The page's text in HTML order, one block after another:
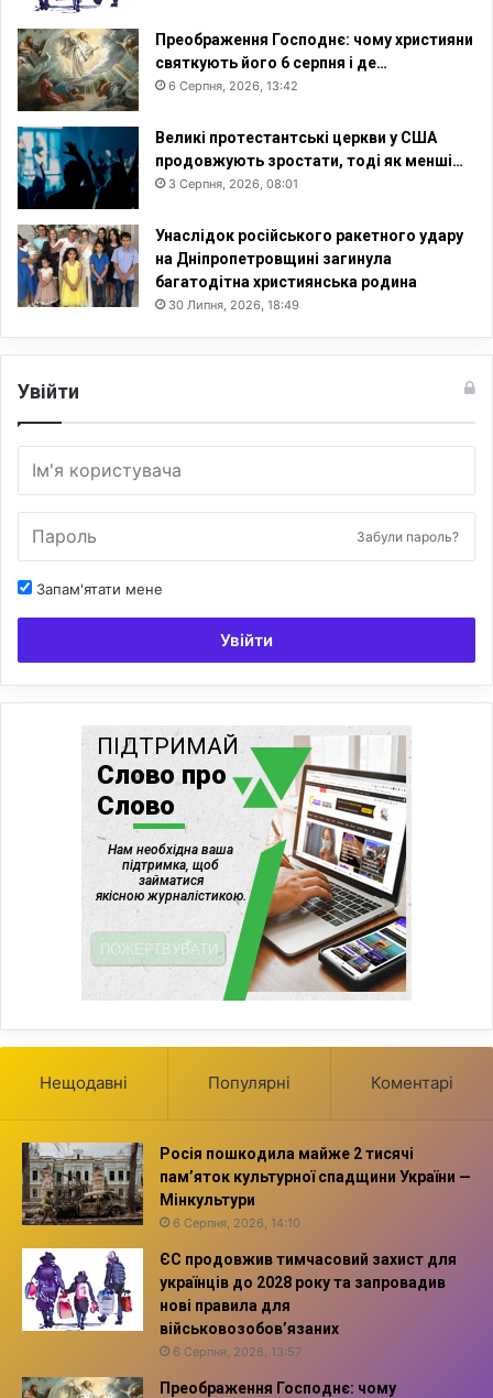
Преображення Господнє: чому християни
святкують його 6 серпня і де…
6 Серпня, 2026, 13:42
Великі протестантські церкви у США
продовжують зростати, тоді як менші…
3 Серпня, 2026, 08:01
Унаслідок російського ракетного удару
на Дніпропетровщині загинула
багатодітна християнська родина
30 Липня, 2026, 18:49
Увійти
Забули пароль?
Запам'ятати мене
Увійти
Нещодавні Популярні Коментарі
Росія пошкодила майже 2 тисячі
пам’яток культурної спадщини України —
Мінкультури
6 Серпня, 2026, 14:10
ЄС продовжив тимчасовий захист для
українців до 2028 року та запровадив
нові правила для
військовозобов’язаних
6 Серпня, 2026, 13:57
Преображення Господнє: чому